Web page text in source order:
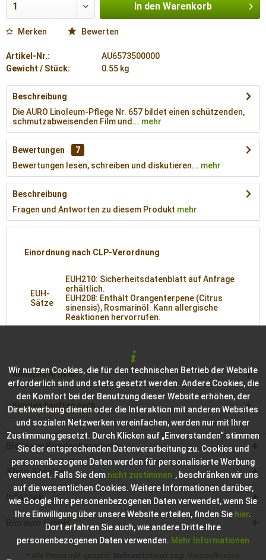
In den Warenkorb
Merken Bewerten
Artikel-Nr.:
AU6573500000
Gewicht / Stück:
0.55 kg
Beschreibung
Die AURO Linoleum-Pflege Nr. 657 bildet einen schützenden,
schmutzabweisenden Film und... mehr
Bewertungen
7
Bewertungen lesen, schreiben und diskutieren... mehr
Beschreibung
Fragen und Antworten zu diesem Produkt mehr
Einordnung nach CLP-Verordnung
EUH-
Sätze
EUH210: Sicherheitsdatenblatt auf Anfrage
erhältlich.
EUH208: Enthält Orangenterpene (Citrus
sinensis), Rosmarinöl. Kann allergische
Reaktionen hervorrufen.
Ähnliche Artikel
Kunden kauften auch
Bioraum Kundenberatung
Shop Service
Infothek
Bioraum GmbH
* Alle Preise inkl. gesetzl. Mehrwertsteuer zzgl. Versandkosten
Wir nutzen Cookies, die für den technischen Betrieb der Website
erforderlich sind und stets gesetzt werden. Andere Cookies, die
den Komfort bei der Benutzung dieser Website erhöhen, der
Direktwerbung dienen oder die Interaktion mit anderen Websites
und sozialen Netzwerken vereinfachen, werden nur mit Ihrer
Zustimmung gesetzt. Durch Klicken auf „Einverstanden“ stimmen
Sie der entsprechenden Datenverarbeitung zu. Cookies und
personenbezogene Daten werden für personalisierte Werbung
verwendet. Falls Sie dem nicht zustimmen , beschränken wir uns
auf die wesentlichen Cookies. Weitere Informationen darüber,
wie Google Ihre personenbezogenen Daten verwendet, wenn Sie
Ihre Einwilligung über unsere Website erteilen, finden Sie hier.
Dort erfahren Sie auch, wie andere Dritte Ihre
personenbezogenen Daten verwenden. Mehr Informationen